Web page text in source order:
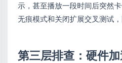
示，甚至播放一段时间后突然
无痕模式和关闭扩展交叉测试
第三层排查：硬件